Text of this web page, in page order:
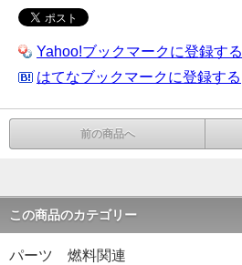
Yahoo!ブックマークに登録する
はてなブックマークに登録する
前の商品へ
この商品のカテゴリー
パーツ 燃料関連